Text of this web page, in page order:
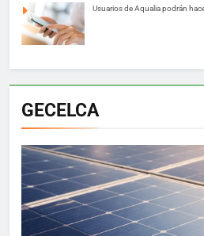
Usuarios de Aqualia podrán
GECELCA